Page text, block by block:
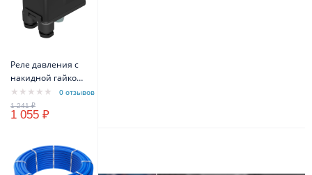
Реле давления с
накидной гайкой
VODOS PM/5 1/4" -
FG 16A(10A) IP44
0 отзывов
1 055 ₽
Описание